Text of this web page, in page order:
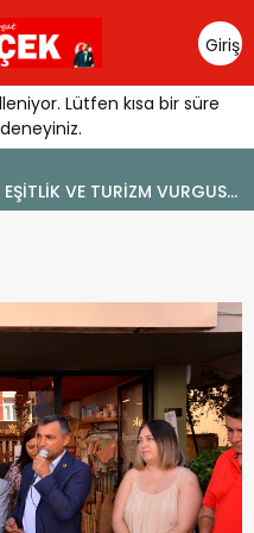
Giriş
Yap
Lütfen kısa bir süre
VE TURİZM VURGUSU:
VERİLMEMELİ”
YENİ